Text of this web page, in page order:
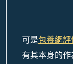
可是包養網評
有其本身的